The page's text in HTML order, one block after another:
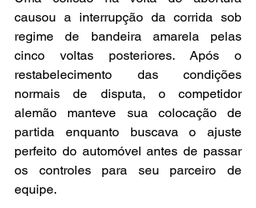
causou a interrupção da corrida sob
regime de bandeira amarela pelas
cinco voltas posteriores. Após o
restabelecimento das condições
normais de disputa, o competidor
alemão manteve sua colocação de
partida enquanto buscava o ajuste
perfeito do automóvel antes de passar
os controles para seu parceiro de
equipe.